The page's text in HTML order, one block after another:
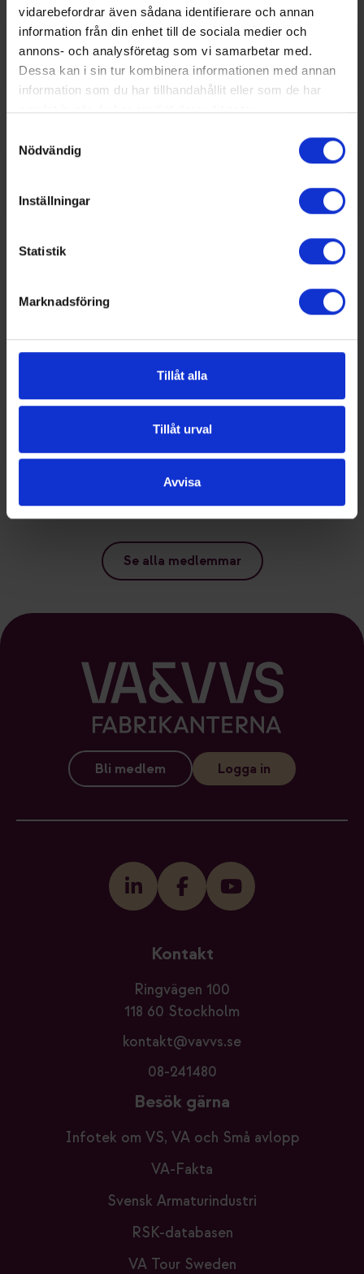
vidarebefordrar även sådana identifierare och annan
information från din enhet till de sociala medier och
annons- och analysföretag som vi samarbetar med.
Dessa kan i sin tur kombinera informationen med annan
information som du har tillhandahållit eller som de har
samlat in när du har använt deras tjänster.
Nödvändig
Inställningar
Statistik
Marknadsföring
Tillåt alla
Tillåt urval
Avvisa
Se alla medlemmar
Bli medlem Logga in
Kontakt
Ringvägen 100
118 60 Stockholm
kontakt@vavvs.se
08-241480
Besök gärna
Infotek om VS, VA och Små avlopp
VA-Fakta
Svensk Armaturindustri
RSK-databasen
VA Tour Sweden